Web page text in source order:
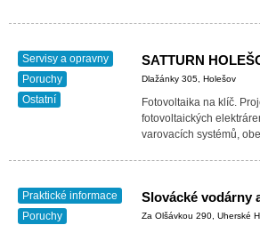
Servisy a opravny
Poruchy
Ostatní
SATTURN
Dlažánky 305, Holešov
Fotovoltaika na klíč.
fotovoltaických
varovacích systémů,
Praktické informace
Poruchy
Slovácké vodárny
Za Olšávkou 290, Uherské